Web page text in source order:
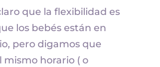
que la flexibilidad es
los bebés están en
pero digamos que
horario ( o